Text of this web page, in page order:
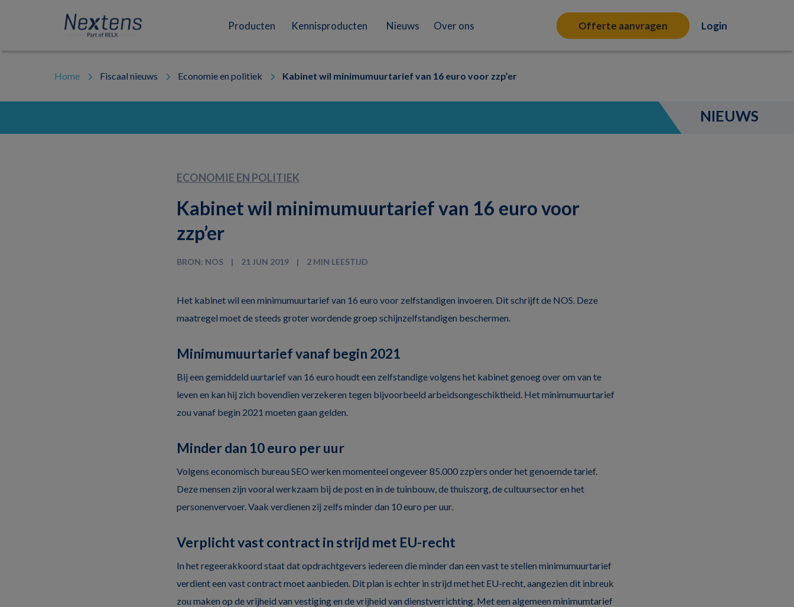
Nextens
Fiscaal
van
professionals
Producten Kennisproducten Nieuws Over ons Offerte aanvragen Login
Home Fiscaal nieuws Economie en politiek Kabinet wil minimumuurtarief van 16 euro voor zzp’er
NIEUWS
ECONOMIE EN POLITIEK
Kabinet wil minimumuurtarief van 16 euro voor
zzp’er
BRON: NOS 21 JUN 2019 2 MIN LEESTIJD
Het kabinet wil een minimumuurtarief van 16 euro voor zelfstandigen invoeren. Dit schrijft de NOS. Deze
maatregel moet de steeds groter wordende groep schijnzelfstandigen beschermen.
Minimumuurtarief vanaf begin 2021
Bij een gemiddeld uurtarief van 16 euro houdt een zelfstandige volgens het kabinet genoeg over om van te
leven en kan hij zich bovendien verzekeren tegen bijvoorbeeld arbeidsongeschiktheid. Het minimumuurtarief
zou vanaf begin 2021 moeten gaan gelden.
Minder dan 10 euro per uur
Volgens economisch bureau SEO werken momenteel ongeveer 85.000 zzp’ers onder het genoemde tarief.
Deze mensen zijn vooral werkzaam bij de post en in de tuinbouw, de thuiszorg, de cultuursector en het
personenvervoer. Vaak verdienen zij zelfs minder dan 10 euro per uur.
Verplicht vast contract in strijd met EU-recht
In het regeerakkoord staat dat opdrachtgevers iedereen die minder dan een vast te stellen minimumuurtarief
verdient een vast contract moet aanbieden. Dit plan is echter in strijd met het EU-recht, aangezien dit inbreuk
zou maken op de vrijheid van vestiging en de vrijheid van dienstverrichting. Met een algemeen minimumtarief